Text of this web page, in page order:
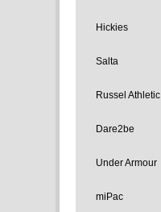
Hickies
Salta
Russel Athletic
Dare2be
Under Armour
miPac